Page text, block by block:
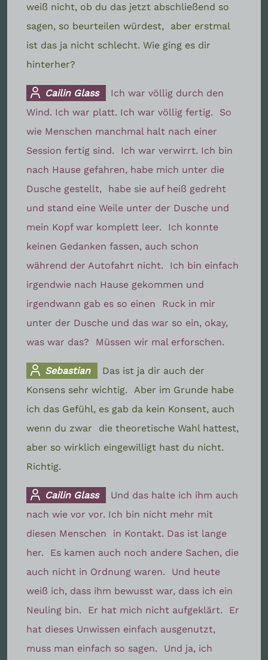
weiß nicht, ob du das jetzt abschließend so
sagen, so beurteilen würdest,
aber erstmal
ist das ja nicht schlecht. Wie ging es dir
hinterher?
Cailin Glass
Ich war völlig durch den
Wind. Ich war platt. Ich war völlig fertig.
So
wie Menschen manchmal halt nach einer
Session fertig sind.
Ich war verwirrt. Ich bin
nach Hause gefahren, habe mich unter die
Dusche gestellt,
habe sie auf heiß gedreht
und stand eine Weile unter der Dusche und
mein Kopf war komplett leer.
Ich konnte
keinen Gedanken fassen, auch schon
während der Autofahrt nicht.
Ich bin einfach
irgendwie nach Hause gekommen und
irgendwann gab es so einen
Ruck in mir
unter der Dusche und das war so ein, okay,
was war das?
Müssen wir mal erforschen.
Sebastian
Das ist ja dir auch der
Konsens sehr wichtig.
Aber im Grunde habe
ich das Gefühl, es gab da kein Konsent, auch
wenn du zwar
die theoretische Wahl hattest,
aber so wirklich eingewilligt hast du nicht.
Richtig.
Cailin Glass
Und das halte ich ihm auch
nach wie vor vor. Ich bin nicht mehr mit
diesen Menschen
in Kontakt. Das ist lange
her.
Es kamen auch noch andere Sachen, die
auch nicht in Ordnung waren.
Und heute
weiß ich, dass ihm bewusst war, dass ich ein
Neuling bin.
Er hat mich nicht aufgeklärt.
Er
hat dieses Unwissen einfach ausgenutzt,
muss man einfach so sagen.
Und ja, ich